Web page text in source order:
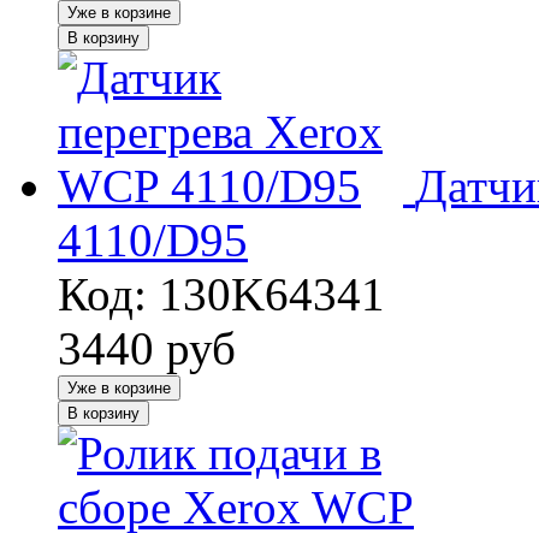
Уже в корзине
В корзину
4110/D95
Код: 130K64341
3440 руб
Уже в корзине
В корзину